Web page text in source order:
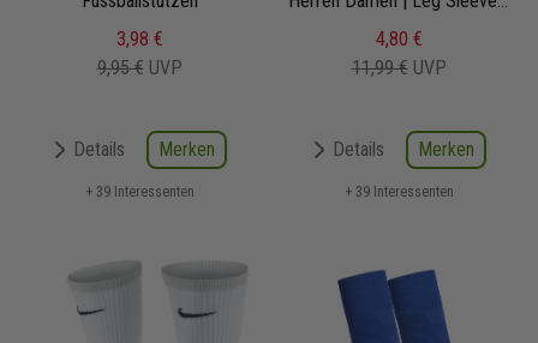
3,98 €
9,95 € UVP
Details Merken
+ 39 Interessenten
4,80 €
11,99 € UVP
Details Merken
+ 39 Interessenten